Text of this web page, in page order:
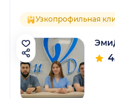
Узкопрофильная